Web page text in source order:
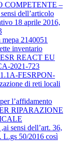
COMPETENTE –
dell’articolo
18 aprile 2016,
2140051
inventario
REACT EU
2021-723
FESRPON-
di reti locali
l’affidamento
RIPARAZIONE
sensi dell’art. 36,
L.gs 50/2016 così